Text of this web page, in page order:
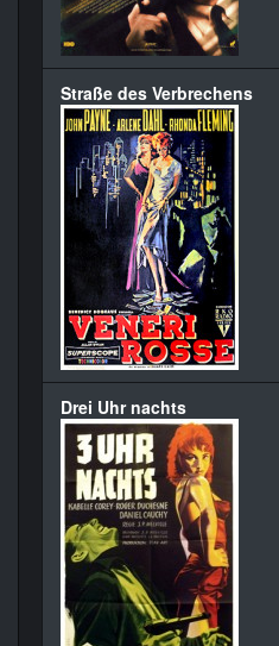
Straße des Verbrechens
Drei Uhr nachts